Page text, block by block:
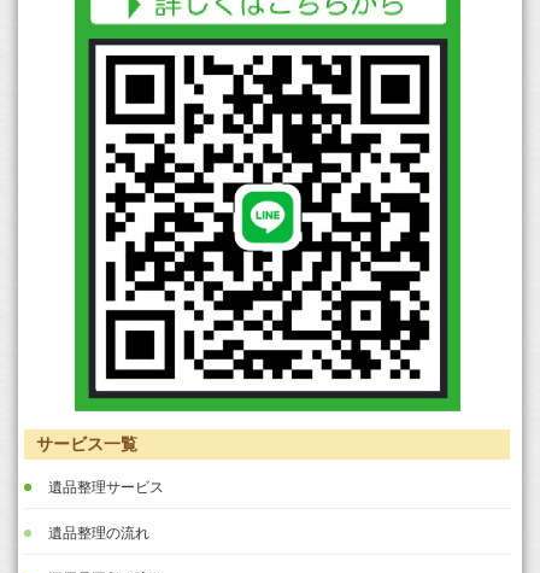
サービス一覧
遺品整理サービス
遺品整理の流れ